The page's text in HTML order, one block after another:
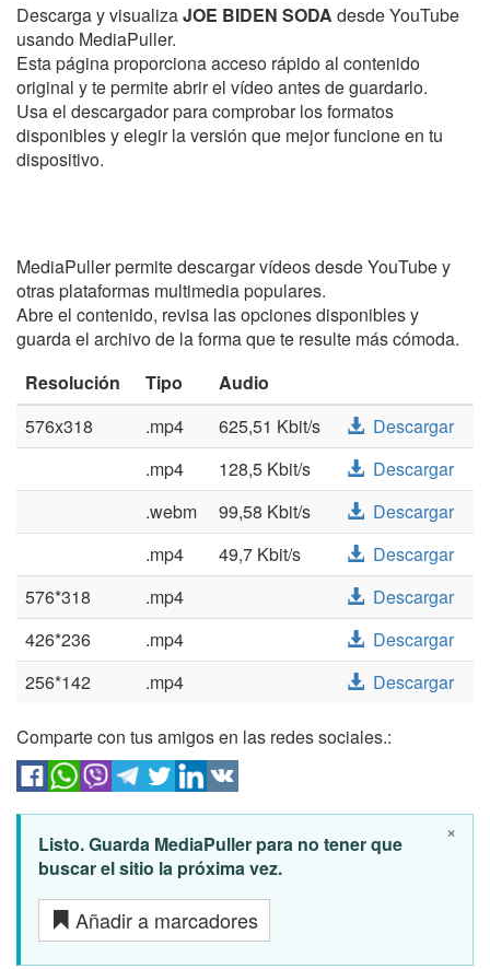
Descarga y visualizaJOE BIDEN SODA desde YouTube
usando MediaPuller.
Esta página proporciona acceso rápido al contenido
original y te permite abrir el vídeo antes de guardarlo.
Usa el descargador para comprobar los formatos
disponibles y elegir la versión que mejor funcione en tu
dispositivo.
MediaPuller permite descargar vídeos desde YouTube y
otras plataformas multimedia populares.
Abre el contenido, revisa las opciones disponibles y
guarda el archivo de la forma que te resulte más cómoda.
Resolución
Tipo
Audio
576x318
.mp4 625,51 Kbit/s
Descargar
.mp4
128,5 Kbit/s
Descargar
.webm
99,58 Kbit/s
Descargar
.mp4
49,7 Kbit/s
Descargar
576*318
.mp4
Descargar
426*236
.mp4
Descargar
256*142
.mp4 Descargar
Comparte con tus amigos en las redes sociales.:
×
Listo. Guarda MediaPuller para no tener que
buscar el sitio la próxima vez.
Añadir a marcadores